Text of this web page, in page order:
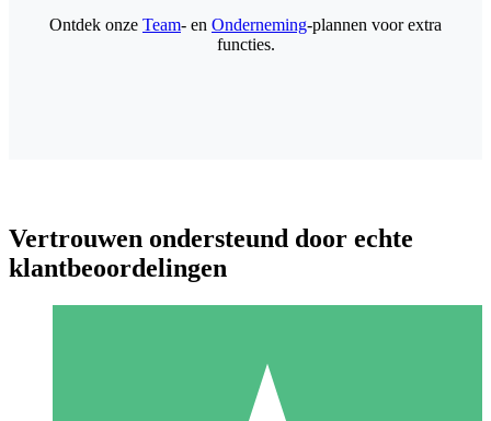
Ontdek onze Team- en Onderneming-plannen voor extra
functies.
Vertrouwen ondersteund door echte
klantbeoordelingen